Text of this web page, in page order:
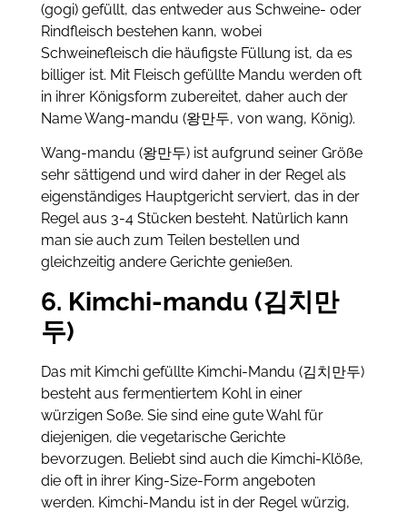
(gogi) gefüllt, das entweder aus Schweine- oder
Rindfleisch bestehen kann, wobei
Schweinefleisch die häufigste Füllung ist, da es
billiger ist. Mit Fleisch gefüllte Mandu werden oft
in ihrer Königsform zubereitet, daher auch der
Name Wang-mandu (왕만두, von wang, König).
Wang-mandu (왕만두) ist aufgrund seiner Größe
sehr sättigend und wird daher in der Regel als
eigenständiges Hauptgericht serviert, das in der
Regel aus 3-4 Stücken besteht. Natürlich kann
man sie auch zum Teilen bestellen und
gleichzeitig andere Gerichte genießen.
6. Kimchi-mandu (김치만
두)
Das mit Kimchi gefüllte Kimchi-Mandu (김치만두)
besteht aus fermentiertem Kohl in einer
würzigen Soße. Sie sind eine gute Wahl für
diejenigen, die vegetarische Gerichte
bevorzugen. Beliebt sind auch die Kimchi-Klöße,
die oft in ihrer King-Size-Form angeboten
werden. Kimchi-Mandu ist in der Regel würzig,